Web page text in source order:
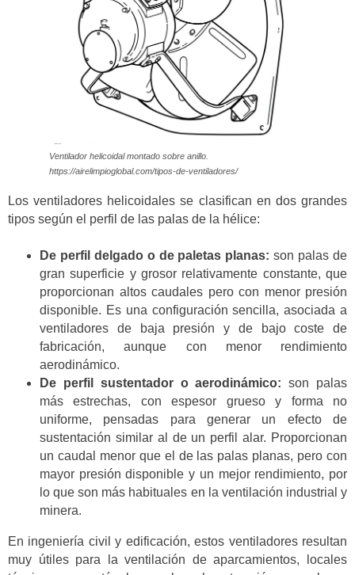
Ventilador helicoidal montado sobre anillo.
https://airelimpioglobal.com/tipos-de-ventiladores/
Los ventiladores helicoidales se clasifican en dos grandes
tipos según el perfil de las palas de la hélice:
De perfil delgado o de paletas planas:son palas de
gran superficie y grosor relativamente constante, que
proporcionan altos caudales pero con menor presión
disponible. Es una configuración sencilla, asociada a
ventiladores de baja presión y de bajo coste de
fabricación, aunque con menor rendimiento
aerodinámico.
De perfil sustentador o aerodinámico: son palas
más estrechas, con espesor grueso y forma no
uniforme, pensadas para generar un efecto de
sustentación similar al de un perfil alar. Proporcionan
un caudal menor que el de las palas planas, pero con
mayor presión disponible y un mejor rendimiento, por
lo que son más habituales en la ventilación industrial y
minera.
En ingeniería civil y edificación, estos ventiladores resultan
muy útiles para la ventilación de aparcamientos, locales